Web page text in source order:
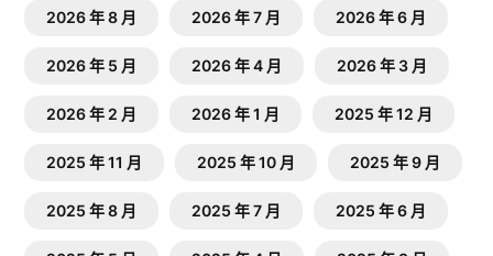
2026 年 8 月 2026 年 7 月 2026 年 6 月
2026 年 5 月 2026 年 4 月 2026 年 3 月
2026 年 2 月 2026 年 1 月 2025 年 12 月
2025 年 11 月 2025 年 10 月 2025 年 9 月
2025 年 8 月 2025 年 7 月 2025 年 6 月